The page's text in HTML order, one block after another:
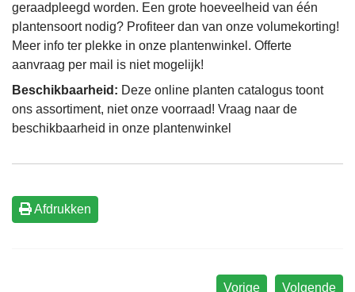
geraadpleegd worden. Een grote hoeveelheid van één
plantensoort nodig? Profiteer dan van onze volumekorting!
Meer info ter plekke in onze plantenwinkel. Offerte
aanvraag per mail is niet mogelijk!
Beschikbaarheid: Deze online planten catalogus toont
ons assortiment, niet onze voorraad! Vraag naar de
beschikbaarheid in onze plantenwinkel
Afdrukken
Volgende
Vorige